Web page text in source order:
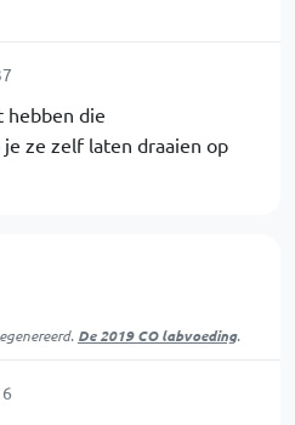
hebben die
ze zelf laten draaien op
De 2019 CO labvoeding.